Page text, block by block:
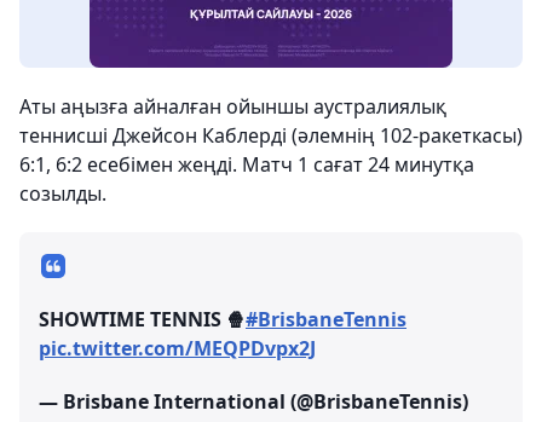
Аты аңызға айналған ойыншы аустралиялық
теннисші Джейсон Каблерді (әлемнің 102-ракеткасы)
6:1, 6:2 есебімен жеңді. Матч 1 сағат 24 минутқа
созылды.
SHOWTIME TENNIS 🍿#BrisbaneTennis
pic.twitter.com/MEQPDvpx2J
— Brisbane International (@BrisbaneTennis)